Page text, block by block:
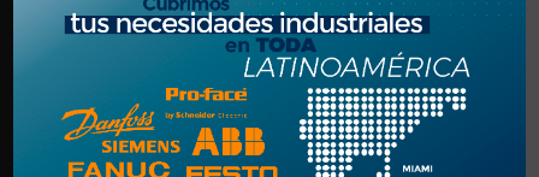
Politica de Privacidad
Términos y Condiciones
NUESTRA EMPRESA